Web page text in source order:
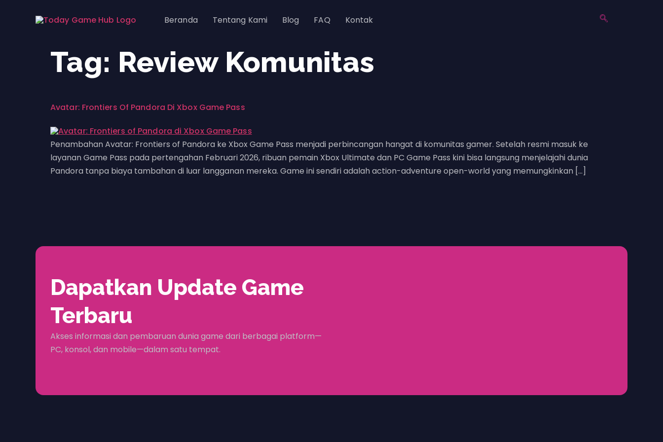
Beranda Tentang Kami Blog FAQ Kontak
Tag: Review Komunitas
Avatar: Frontiers Of Pandora Di Xbox Game Pass
Penambahan Avatar: Frontiers of Pandora ke Xbox Game Pass menjadi perbincangan hangat di komunitas gamer. Setelah resmi masuk ke
layanan Game Pass pada pertengahan Februari 2026, ribuan pemain Xbox Ultimate dan PC Game Pass kini bisa langsung menjelajahi dunia
Pandora tanpa biaya tambahan di luar langganan mereka. Game ini sendiri adalah action-adventure open-world yang memungkinkan […]
Dapatkan Update Game
Terbaru
Akses informasi dan pembaruan dunia game dari berbagai platform—
PC, konsol, dan mobile—dalam satu tempat.